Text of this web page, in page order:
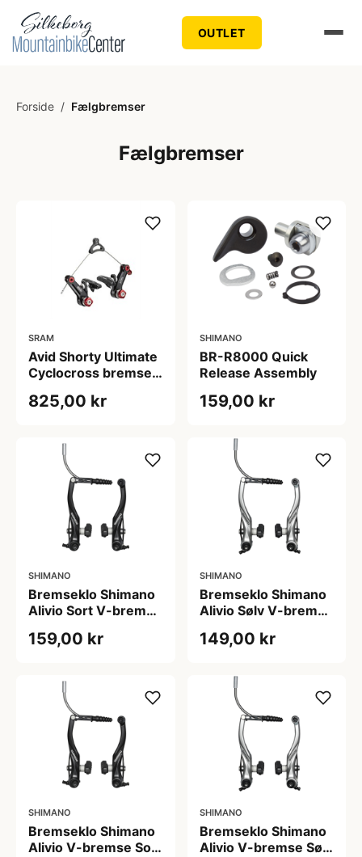
OUTLET
Forside / Fælgbremser
Fælgbremser
SRAM
Avid Shorty Ultimate
Cyclocross bremse
825,00 kr
SHIMANO
BR-R8000 Quick
Release Assembly
159,00 kr
SHIMANO
Bremseklo Shimano
Alivio Sort V-bremse
bremsesko
159,00 kr
SHIMANO
Bremseklo Shimano
Alivio Sølv V-bremse
bremsesko
149,00 kr
SHIMANO
Bremseklo Shimano
Alivio V-bremse Sort
SHIMANO
Bremseklo Shimano
Alivio V-bremse Sølv